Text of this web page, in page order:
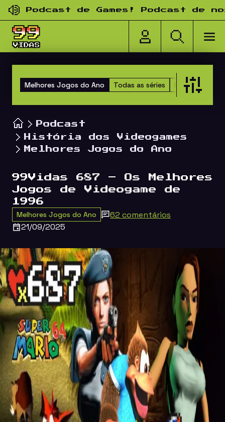
Pular para o conteúdo
Podcast de Games! Podcast de
Todas as séries Happy Hour
Melhores Jogos do Ano
Podcast
História dos Videogames
Melhores Jogos do Ano
99Vidas 687 – Os Melhores
Jogos de Videogame de
1996
Melhores Jogos do Ano
62 comentários
21/09/2025